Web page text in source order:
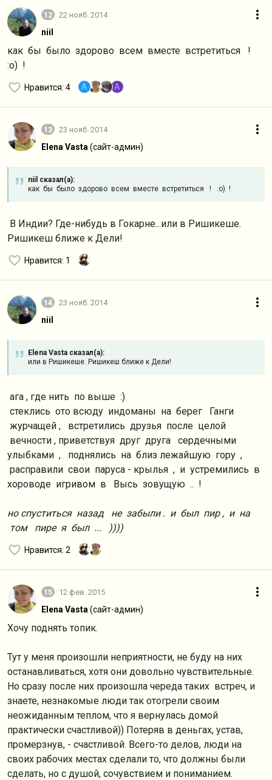
12 22 нояб. 2014
niil
как бы было здорово всем вместе встретиться !
:o) !
Нравится: 4 A A
13 23 нояб. 2014
Elena Vasta (сайт-админ)
niil сказал(а):
как бы было здорово всем вместе встретиться ! :o) !
В Индии? Где-нибудь в Гокарне...или в Ришикеше.
Ришикеш ближе к Дели!
Нравится: 1
14 23 нояб. 2014
niil
Elena Vasta сказал(а):
или в Ришикеше. Ришикеш ближе к Дели!
ага , где нить по выше :)
стеклись ото всюду индоманы на берег Ганги
журчащей , встретились друзья после целой
вечности , приветствуя друг друга сердечными
улыбками , поднялись на близ лежайшую гору ,
расправили свои паруса - крылья , и устремились в
хороводе игривом в Высь зовущую .. !
но спуститься назад не забыли . и был пир , и на
том пире я был ... ))))
Нравится: 2
15 12 фев. 2015
Elena Vasta (сайт-админ)
Хочу поднять топик.
Тут у меня произошли неприятности, не буду на них
останавливаться, хотя они довольно чувствительные.
Но сразу после них произошла череда таких встреч, и
знаете, незнакомые люди так отогрели своим
неожиданным теплом, что я вернулась домой
практически счастливой)) Потеряв в деньгах, устав,
промерзнув, - счастливой. Всего-то делов, люди на
своих рабочих местах сделали то, что должны были
сделать, но с душой, сочувствием и пониманием.